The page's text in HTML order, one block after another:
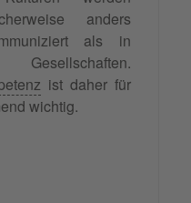
anders
als in
Gesellschaften.
ist daher für
wichtig.